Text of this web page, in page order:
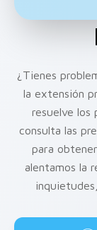
¿Tienes
la extensión
resuelve los
consulta las
para
alentamos la